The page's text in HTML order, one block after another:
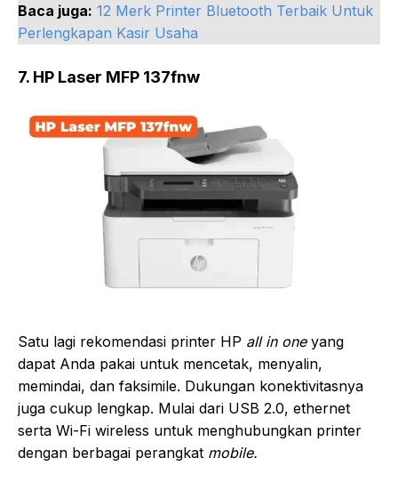
Baca juga: 12 Merk Printer Bluetooth Terbaik Untuk
Perlengkapan Kasir Usaha
7. HP Laser MFP 137fnw
Satu lagi rekomendasi printer HP all in one yang
dapat Anda pakai untuk mencetak, menyalin,
memindai, dan faksimile. Dukungan konektivitasnya
juga cukup lengkap. Mulai dari USB 2.0, ethernet
serta Wi-Fi wireless untuk menghubungkan printer
dengan berbagai perangkat mobile.